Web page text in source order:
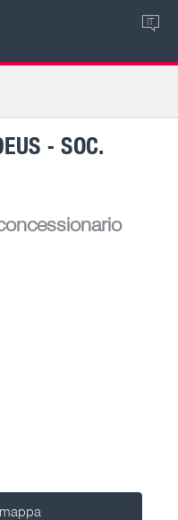
IT
- SOC.